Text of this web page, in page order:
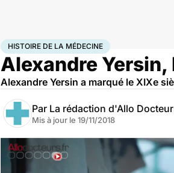
AccueilSantéMaladiesHistoire de la médecine
HISTOIRE DE LA MÉDECINE
Alexandre
Alexandre Yersin a marqué le XIXe
Par La rédaction d'Allo
Mis à jour le 19/11/2018